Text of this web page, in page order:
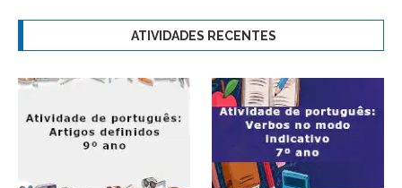
ATIVIDADES RECENTES